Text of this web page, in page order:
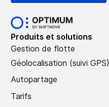
Produits et solutions
Gestion de flotte
Géolocalisation (suivi GPS)
Autopartage
Tarifs